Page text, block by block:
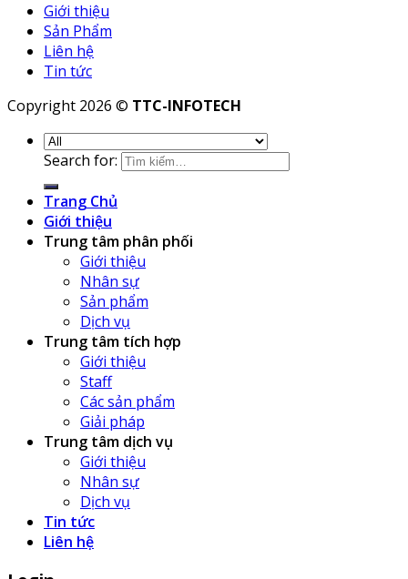
Giới thiệu
Sản Phẩm
Liên hệ
Tin tức
Copyright 2026 © TTC-INFOTECH
Search for:
Trang Chủ
Giới thiệu
Trung tâm phân phối
Giới thiệu
Nhân sự
Sản phẩm
Dịch vụ
Trung tâm tích hợp
Giới thiệu
Staff
Các sản phẩm
Giải pháp
Trung tâm dịch vụ
Giới thiệu
Nhân sự
Dịch vụ
Tin tức
Liên hệ